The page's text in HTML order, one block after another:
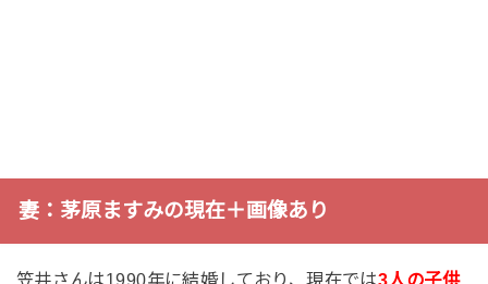
妻：茅原ますみの現在＋画像あり
笠井さんは1990年に結婚しており、現在では3人の子供